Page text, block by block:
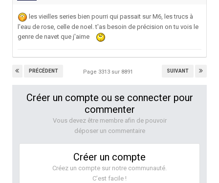
les vieilles series bien pourri qui passait sur M6, les trucs à
l'eau de rose, celle de noel. t'as besoin de précision on tu vois le
genre de navet que j'aime
PRÉCÉDENT SUIVANT
Page 3313 sur 8891
Créer un compte ou se connecter pour
commenter
Vous devez être membre afin de pouvoir
déposer un commentaire
Créer un compte
Créez un compte sur notre communauté.
C’est facile !